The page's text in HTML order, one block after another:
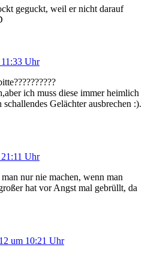
geguckt, weil er nicht darauf
Uhr
ich muss diese immer heimlich
Gelächter ausbrechen :).
Uhr
nur nie machen, wenn man
hat vor Angst mal gebrüllt, da
um 10:21 Uhr